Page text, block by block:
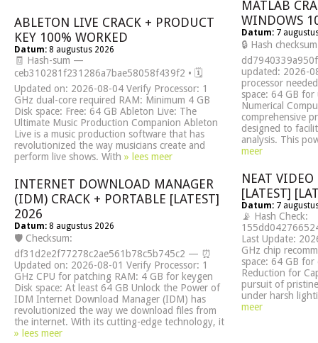
ABLETON LIVE CRACK + PRODUCT
KEY 100% WORKED
Datum: 8 augustus 2026
🧾 Hash-sum —
ceb310281f231286a7bae58058f439f2 • 🗓
Updated on: 2026-08-04 Verify Processor: 1
GHz dual-core required RAM: Minimum 4 GB
Disk space: Free: 64 GB Ableton Live: The
Ultimate Music Production Companion Ableton
Live is a music production software that has
revolutionized the way musicians create and
perform live shows. With » lees meer
INTERNET DOWNLOAD MANAGER
(IDM) CRACK + PORTABLE [LATEST]
2026
Datum: 8 augustus 2026
🛡️ Checksum:
df31d2e2f77278c2ae561b78c5b745c2 — ⏰
Updated on: 2026-08-01 Verify Processor: 1
GHz CPU for patching RAM: 4 GB for keygen
Disk space: At least 64 GB Unlock the Power of
IDM Internet Download Manager (IDM) has
revolutionized the way we download files from
the internet. With its cutting-edge technology, it
» lees meer
MATLAB
WINDOWS
Datum: 7
🔒 Hash
updated: 2026-
processor
space: 64 GB
Numerical
comprehensive
designed to
analysis. This
meer
NEAT VIDEO
[LATEST]
Datum: 7
📡 Hash Check:
Last Update:
GHz chip
space: 64 GB for
Reduction for
pursuit of
under harsh
meer